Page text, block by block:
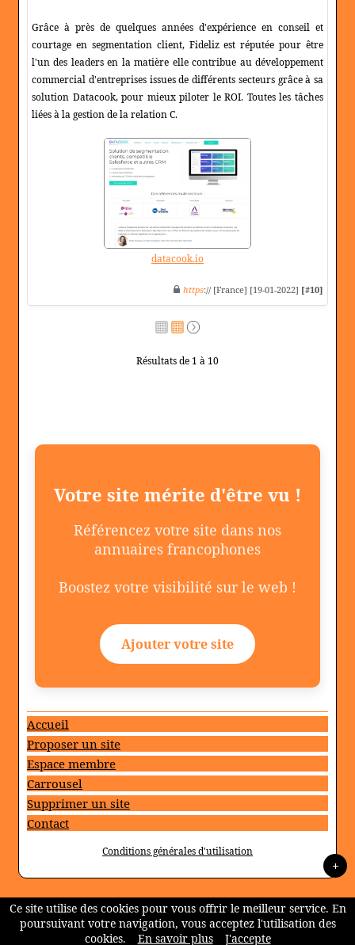
Grâce à près de quelques années d'expérience en conseil et
courtage en segmentation client, Fideliz est réputée pour être
l'un des leaders en la matière elle contribue au développement
commercial d'entreprises issues de différents secteurs grâce à sa
solution Datacook, pour mieux piloter le ROI. Toutes les tâches
liées à la gestion de la relation C.
datacook.io
https:// [France] [19-01-2022] [#10]
Résultats de 1 à 10
Votre site mérite d'être vu !
Référencez votre site dans nos
annuaires francophones
Boostez votre visibilité sur le web !
Ajouter votre site
Accueil
Proposer un site
Espace membre
Carrousel
Supprimer un site
Contact
Conditions générales d'utilisation
+
Ce site utilise des cookies pour vous offrir le meilleur service. En
poursuivant votre navigation, vous acceptez l'utilisation des
cookies.
En savoir plus J'accepte